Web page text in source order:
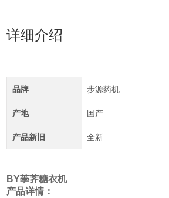
详细介绍
品牌 步源药机
产地 国产
产品新旧 全新
BY荸荠糖衣机
产品详情：